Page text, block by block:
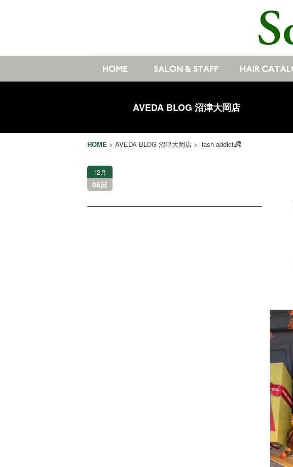
AVEDA BLOG 沼津大岡店
HOME > AVEDA BLOG 沼津大岡店 > lash addict
12月
06日